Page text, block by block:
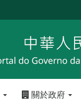
關於政府